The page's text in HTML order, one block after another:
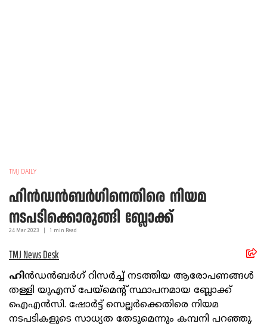
TMJ DAILY
ഹിന്‍ഡന്‍ബര്‍ഗിനെതിരെ നിയമ
നടപടിക്കൊരുങ്ങി ബ്ലോക്ക്
24 Mar 2023 1 min Read
TMJ News Desk
ഹിന്‍ഡന്‍ബര്‍ഗ് റിസര്‍ച്ച് നടത്തിയ ആരോപണങ്ങള്‍
തള്ളി യുഎസ് പേയ്‌മെന്റ് സ്ഥാപനമായ ബ്ലോക്ക്
ഐഎന്‍സി. ഷോര്‍ട്ട് സെല്ലര്‍ക്കെതിരെ നിയമ
നടപടികളുടെ സാധ്യത തേടുമെന്നും കമ്പനി പറഞ്ഞു.